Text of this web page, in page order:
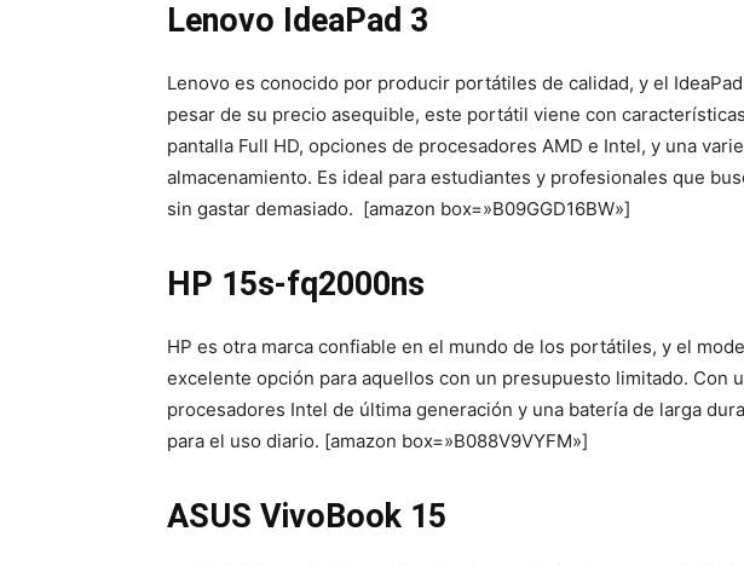
Lenovo IdeaPad 3
Lenovo es conocido por producir portátiles de calidad, y el
pesar de su precio asequible, este portátil viene con
pantalla Full HD, opciones de procesadores AMD e Intel, y una
almacenamiento. Es ideal para estudiantes y profesionales que
sin gastar demasiado. [amazon box=»B09GGD16BW»]
HP 15s-fq2000ns
HP es otra marca confiable en el mundo de los portátiles, y el
excelente opción para aquellos con un presupuesto limitado. Con
procesadores Intel de última generación y una batería de larga
para el uso diario. [amazon box=»B088V9VYFM»]
ASUS VivoBook 15